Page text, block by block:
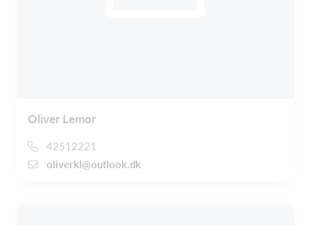
Oliver Lemor
42512221
oliverkl@outlook.dk